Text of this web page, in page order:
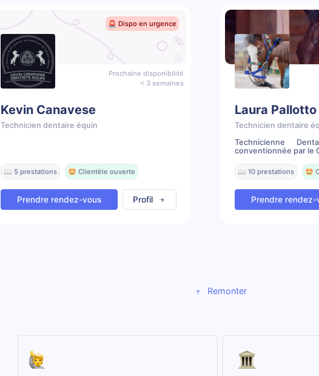
🚨 Dispo en urgence
Prochaine disponibilité
< 3 semaines
Kevin Canavese
Technicien dentaire équin
📖 5 prestations 🤩 Clientèle ouverte
Prendre rendez-vous Profil
Laura Pallotto
Technicien dentaire
Technicienne
conventionnée par le
📖 10 prestations 🤩
Prendre rendez-
Remonter